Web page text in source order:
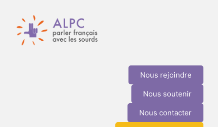
Nous rejoindre
Nous soutenir
Nous contacter